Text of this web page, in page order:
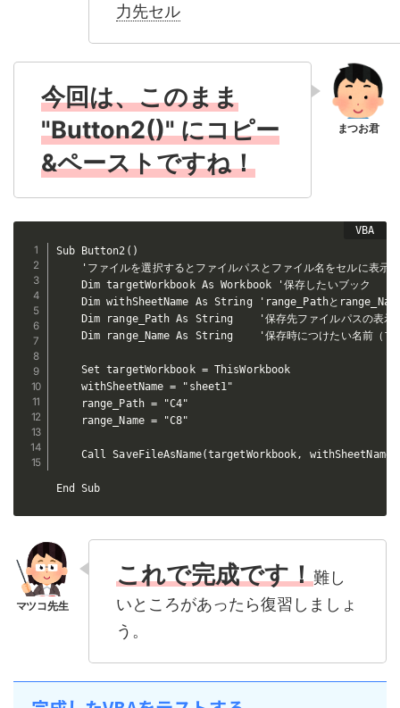
力先セル
今回は、このまま
"Button2()" にコピー
&ペーストですね！
Sub Button2()
'ファイルを選択するとファイルパスとファイル名をセルに表示
    Dim targetWorkbook As Workbook '保存したいブック
Dim withSheetName As String 'range_Pathとrange_Name
Dim range_Path As String    '保存先ファイルパスの表示
Dim range_Name As String    '保存時につけたい名前（フ
    Set targetWorkbook = ThisWorkbook
    withSheetName = "sheet1"
    range_Path = "C4"
    range_Name = "C8"
Call SaveFileAsName(targetWorkbook,
End Sub
これで完成です！難し
いところがあったら復習しましょ
う。